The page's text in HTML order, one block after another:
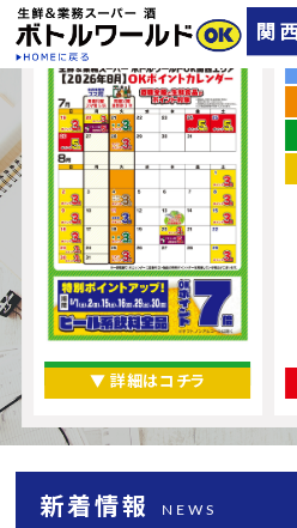
ポイントカレンダー
▼ 詳細はコチラ
新着情報 NEWS